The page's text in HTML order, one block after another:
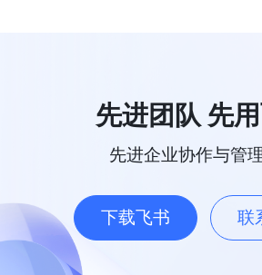
先进团队 先
先进企业协作与管
下载飞书 联